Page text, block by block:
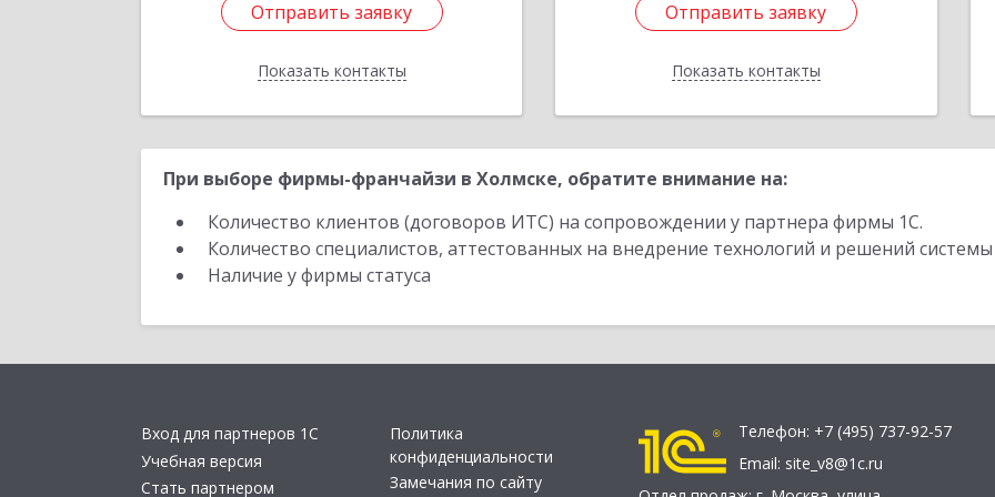
Отправить заявку
Показать контакты
Отправить заявку
Назад
Отправить заявку
Показать контакты
Отправить заявку
Назад
При выборе фирмы-франчайзи в Холмске, обратите внимание на:
Количество клиентов (договоров ИТС) на сопровождении у партнера фирмы 1С.
Количество специалистов, аттестованных на внедрение технологий и решений
Наличие у фирмы статуса
Вход для партнеров 1С
Учебная версия
Стать партнером
Политика
конфиденциальности
Замечания по сайту
Телефон: +7 (495) 737-92-57
Email: site_v8@1c.ru